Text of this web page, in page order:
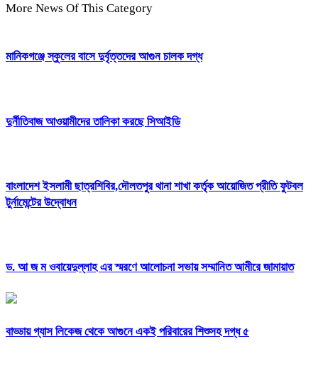
More News Of This Category
মানিকগঞ্জে স্কুলের বাসে দুর্বৃত্তদের আগুন চালক দগ্ধ
দুর্নীতিবাজ আওয়ামীদের তালিকা করছে সিআইডি
বাংলাদেশ ইসলামী ছাত্রশিবির,দৌলতপুর থানা শাখা কর্তৃক আয়োজিত প্রীতি ফুটবল
টুর্নামেন্টের উদ্বোধন
ড. আ জ ম ওবায়েদুল্লাহ এর স্মরণে আলোচনা সভায় সম্মানিত আমীরে জামায়াত
বাড্ডায় গ্যাস লিকেজ থেকে আগুনে একই পরিবারের শিশুসহ দগ্ধ ৫